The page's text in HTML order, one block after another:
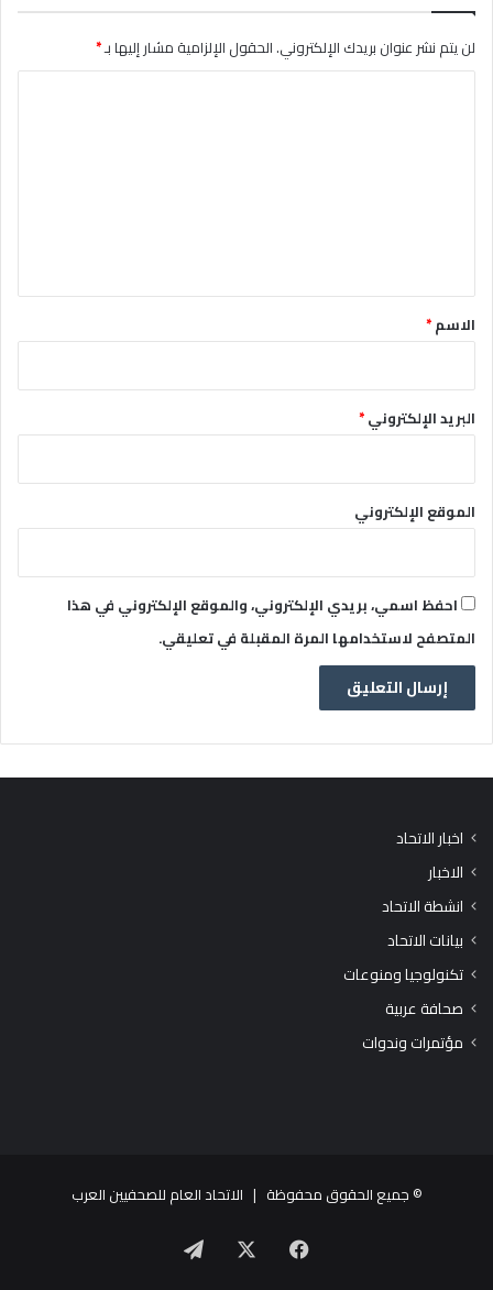
لن يتم نشر عنوان بريدك الإلكتروني.الحقول الإلزامية مشار إليها بـ*
*الاسم*
البريد الإلكتروني*
الموقع الإلكتروني
احفظ اسمي، بريدي الإلكتروني، والموقع الإلكتروني في هذا
المتصفح لاستخدامها المرة المقبلة في تعليقي.
اخبار الاتحاد
الاخبار
انشطة الاتحاد
بيانات الاتحاد
تكنولوجيا ومنوعات
صحافة عربية
مؤتمرات وندوات
© جميع الحقوق محفوظة | الاتحاد العام للصحفيين العرب
فيسبوك تيلقرام